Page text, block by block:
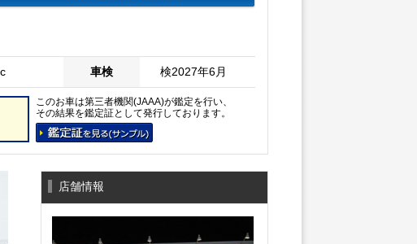
車検 検2027年6月
このお車は第三者機関(JAAA)が鑑定を行い、
その結果を鑑定証として発行しております。
店舗情報